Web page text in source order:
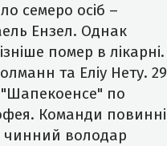
семеро осіб –
Ензел. Однак
помер в лікарні.
та Еліу Нету. 29
"Шапекоенсе" по
Команди повинні
чинний володар